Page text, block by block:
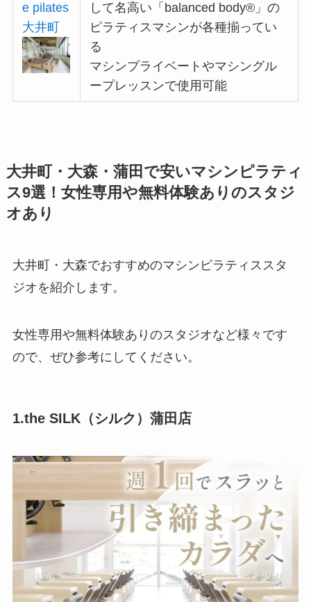
e pilates
大井町
して名高い「balanced body®︎」の
ピラティスマシンが各種揃ってい
る
マシンプライベートやマシングル
ープレッスンで使用可能
大井町・大森・蒲田で安いマシンピラティ
ス9選！女性専用や無料体験ありのスタジ
オあり
大井町・大森でおすすめのマシンピラティススタ
ジオを紹介します。
女性専用や無料体験ありのスタジオなど様々です
ので、ぜひ参考にしてください。
1.the SILK（シルク）蒲田店